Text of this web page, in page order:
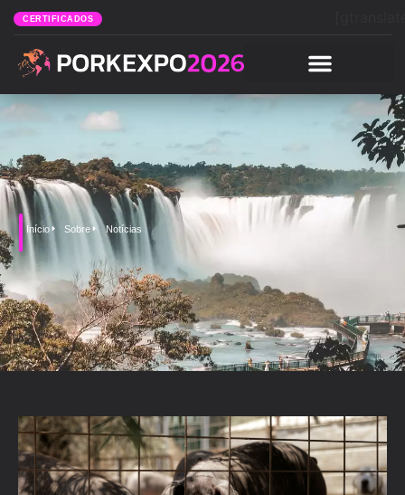
CERTIFICADOS
Início Sobre Notícias